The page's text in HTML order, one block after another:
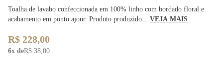
Toalha de lavabo confeccionada em 100% linho com bordado floral e
acabamento em ponto ajour. Produto produzido... VEJA MAIS
R$ 228,00
6x deR$ 38,00